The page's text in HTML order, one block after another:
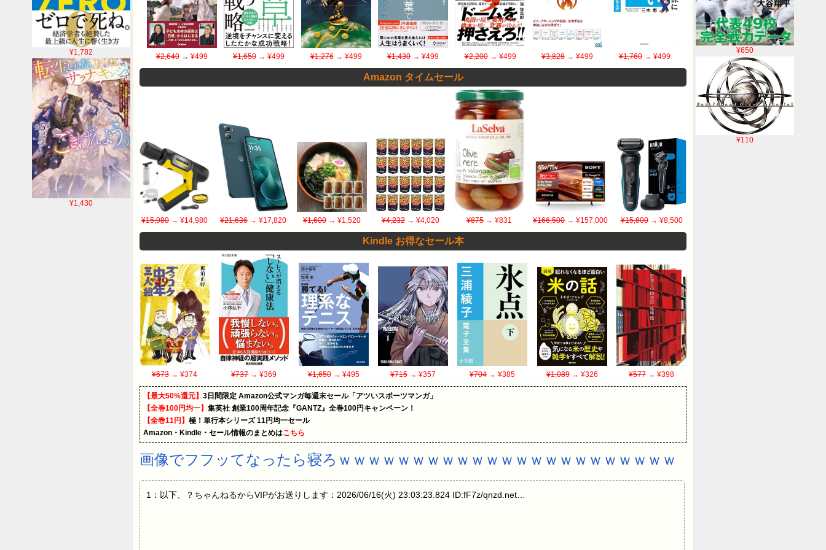
¥650
¥110
¥1,782
¥1,430
¥2,640→ ¥499 ¥1,650 → ¥499 ¥1,276→ ¥499 ¥1,430 → ¥499 ¥2,200→ ¥499 ¥3,828 → ¥499 ¥1,760→ ¥499
Amazon タイムセール
¥15,980 → ¥14,980 ¥21,636 → ¥17,820 ¥1,600 → ¥1,520 ¥4,232 → ¥4,020 ¥875 → ¥831 ¥166,500 → ¥157,000 ¥15,800→ ¥8,500
Kindle お得なセール本
¥673 → ¥374 ¥737→ ¥369 ¥1,650→ ¥495 ¥715→ ¥357 ¥704→ ¥385 ¥1,089→ ¥326 ¥577→ ¥398
【最大50%還元】 3日間限定 Amazon公式マンガ毎週末セール「アツいスポーツマンガ」
【全巻100円均一】 集英社 創業100周年記念『GANTZ』全巻100円キャンペーン！
【全巻11円】 極！単行本シリーズ 11円均一セール
Amazon・Kindle・セール情報のまとめはこちら
画像でフフッてなったら寝ろｗｗｗｗｗｗｗｗｗｗｗｗｗｗｗｗｗｗｗｗｗｗｗ
1：以下、？ちゃんねるからVIPがお送りします：2026/06/16(火) 23:03:23.824 ID:fF7z/qnzd.net…